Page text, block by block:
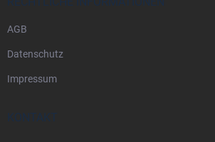
AGB
Datenschutz
Impressum
KONTAKT